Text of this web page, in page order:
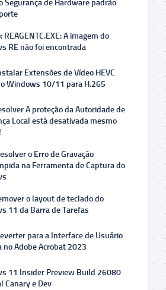
Segurança de Hardware padrão
REAGENTC.EXE: A imagem do
RE não foi encontrada
Extensões de Vídeo HEVC
Windows 10/11 para H.265
A proteção da Autoridade de
Local está desativada mesmo
o Erro de Gravação
na Ferramenta de Captura do
o layout de teclado do
11 da Barra de Tarefas
para a Interface de Usuário
no Adobe Acrobat 2023
11 Insider Preview Build 26080
Canary e Dev